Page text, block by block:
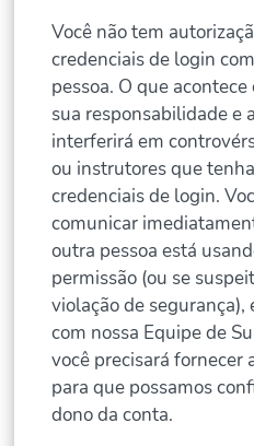
Você não tem
credenciais de login
pessoa. O que
sua responsabilidade e
interferirá em
ou instrutores que
credenciais de login.
comunicar
outra pessoa está
permissão (ou se
violação de
com nossa Equipe de
você precisará fornecer
para que possamos
dono da conta.